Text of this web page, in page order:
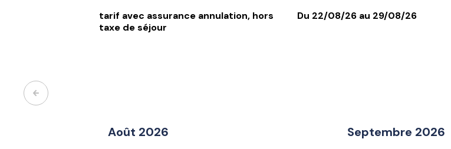
tarif avec assurance annulation, hors
taxe de séjour
Du 22/08/26 au 29/08/26
Août 2026 Septembre 2026